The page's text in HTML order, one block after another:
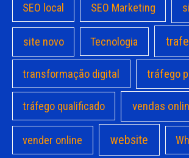
SEO local SEO Marketing
site novo Tecnologia
transformação digital tráfego
tráfego qualificado vendas
vender online website